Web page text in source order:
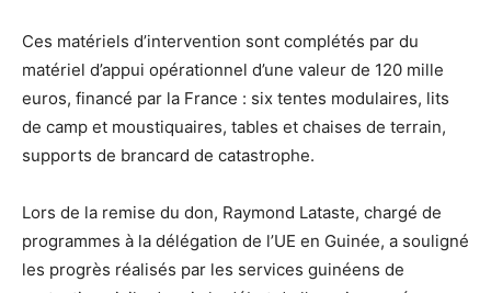
Ces matériels d’intervention sont complétés par du
matériel d’appui opérationnel d’une valeur de 120 mille
euros, financé par la France : six tentes modulaires, lits
de camp et moustiquaires, tables et chaises de terrain,
supports de brancard de catastrophe.
Lors de la remise du don, Raymond Lataste, chargé de
programmes à la délégation de l’UE en Guinée, a souligné
les progrès réalisés par les services guinéens de